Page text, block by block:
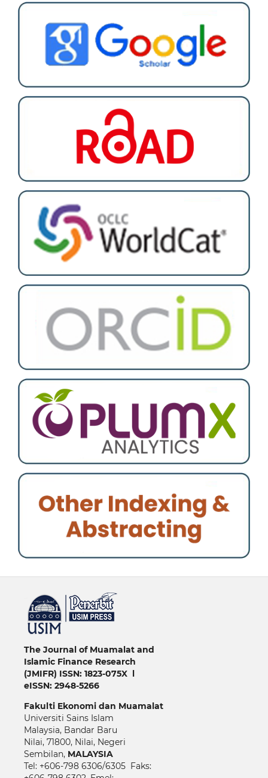
The Journal of Muamalat and
Islamic Finance Research
(JMIFR) ISSN: 1823-075X l
eISSN: 2948-5266
Fakulti Ekonomi dan Muamalat
Universiti Sains Islam
Malaysia, Bandar Baru
Nilai, 71800, Nilai, Negeri
Sembilan, MALAYSIA
Tel: +606-798 6306/6305 Faks: